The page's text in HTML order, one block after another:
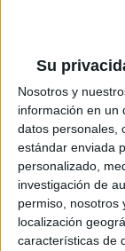
Su
Nosotros y
información en un
datos personales,
estándar enviada
personalizado,
investigación de
permiso, nosotros
localización
características de
ola, me podeis
en la europea
deja plaza libre,
cualquier otra
puede decir
para q me aga
Inicio
Etiquetas: La